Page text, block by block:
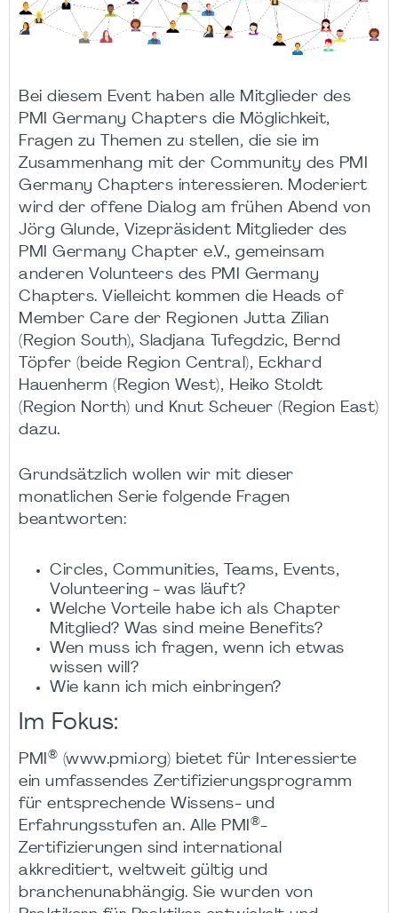
Bei diesem Event haben alle Mitglieder des
PMI Germany Chapters die Möglichkeit,
Fragen zu Themen zu stellen, die sie im
Zusammenhang mit der Community des PMI
Germany Chapters interessieren. Moderiert
wird der offene Dialog am frühen Abend von
Jörg Glunde, Vizepräsident Mitglieder des
PMI Germany Chapter e.V., gemeinsam
anderen Volunteers des PMI Germany
Chapters. Vielleicht kommen die Heads of
Member Care der Regionen Jutta Zilian
(Region South), Sladjana Tufegdzic, Bernd
Töpfer (beide Region Central), Eckhard
Hauenherm (Region West), Heiko Stoldt
(Region North) und Knut Scheuer (Region East)
dazu.
Grundsätzlich wollen wir mit dieser
monatlichen Serie folgende Fragen
beantworten:
Circles, Communities, Teams, Events,
Volunteering - was läuft?
Welche Vorteile habe ich als Chapter
Mitglied? Was sind meine Benefits?
Wen muss ich fragen, wenn ich etwas
wissen will?
Wie kann ich mich einbringen?
Im Fokus:
PMI® (www.pmi.org) bietet für Interessierte
ein umfassendes Zertifizierungsprogramm
für entsprechende Wissens- und
Erfahrungsstufen an. Alle PMI®-
Zertifizierungen sind international
akkreditiert, weltweit gültig und
branchenunabhängig. Sie wurden von